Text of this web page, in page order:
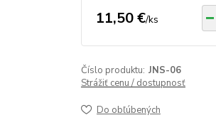
11,50 €/ks
Číslo produktu: JNS-06
Strážiť cenu / dostupnosť
Do obľúbených